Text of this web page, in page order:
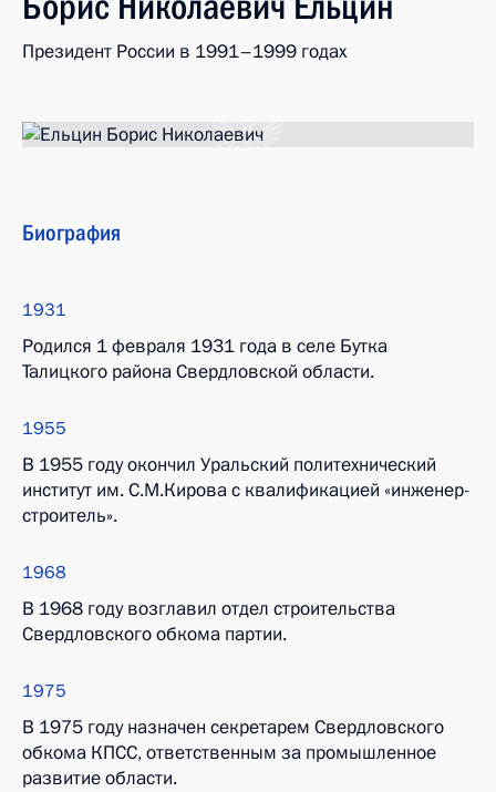
Президент России в 1991–1999 годах
Биография
1931
Родился 1 февраля 1931 года в селе Бутка
Талицкого района Свердловской области.
1955
В 1955 году окончил Уральский политехнический
институт им. С.М.Кирова с квалификацией «инженер-
строитель».
1968
В 1968 году возглавил отдел строительства
Свердловского обкома партии.
1975
В 1975 году назначен секретарем Свердловского
обкома КПСС, ответственным за промышленное
развитие области.